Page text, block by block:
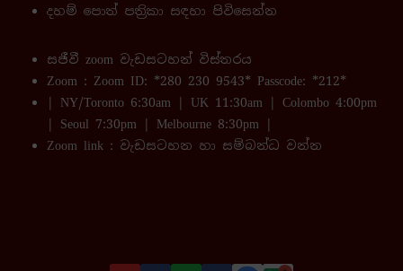
දහම් පොත් පත්‍රිකා සඳහා පිවිසෙන්න
සජීවී zoom වැඩසටහන් විස්තරය
Zoom : Zoom ID: *280 230 9543* Passcode: *212*
| NY/Toronto 6:30am | UK 11:30am | Colombo 4:00pm
| Seoul 7:30pm | Melbourne 8:30pm |
Zoom link : වැඩසටහන හා සම්බන්ධ වන්න